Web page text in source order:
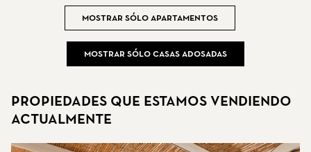
Mostrar sólo apartamentos
Mostrar sólo casas adosadas
Propiedades que estamos vendiendo
actualmente